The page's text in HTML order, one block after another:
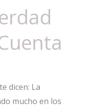
dicen: La
mucho en los